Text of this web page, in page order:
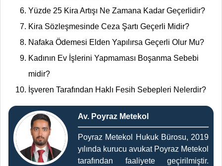
Yüzde 25 Kira Artışı Ne Zamana Kadar Geçerlidir?
Kira Sözleşmesinde Ceza Şartı Geçerli Midir?
Nafaka Ödemesi Elden Yapılırsa Geçerli Olur Mu?
Kadının Ev İşlerini Yapmaması Boşanma Sebebi
midir?
İşveren Tarafından Haklı Fesih Sebepleri Nelerdir?
Av. Poyraz Metekol
Poyraz Metekol Hukuk Bürosu, 2019
yılında kurucu avukat Poyraz Metekol
tarafından faaliyete geçirilmiştir.